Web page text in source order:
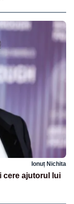
Ionuț Nichita
cere ajutorul lui